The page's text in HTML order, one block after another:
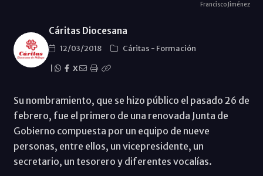
Francisco Jiménez
Cáritas Diocesana
12/03/2018 Cáritas - Formación
X
Su nombramiento, que se hizo público el pasado 26 de
febrero, fue el primero de una renovada Junta de
Gobierno compuesta por un equipo de nueve
personas, entre ellos, un vicepresidente, un
secretario, un tesorero y diferentes vocalías.